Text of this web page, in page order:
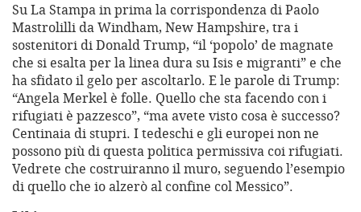
Su La Stampa in prima la corrispondenza di Paolo
Mastrolilli da Windham, New Hampshire, tra i
sostenitori di Donald Trump, “il ‘popolo’ de magnate
che si esalta per la linea dura su Isis e migranti” e che
ha sfidato il gelo per ascoltarlo. E le parole di Trump:
“Angela Merkel è folle. Quello che sta facendo con i
rifugiati è pazzesco”, “ma avete visto cosa è successo?
Centinaia di stupri. I tedeschi e gli europei non ne
possono più di questa politica permissiva coi rifugiati.
Vedrete che costruiranno il muro, seguendo l’esempio
di quello che io alzerò al confine col Messico”.